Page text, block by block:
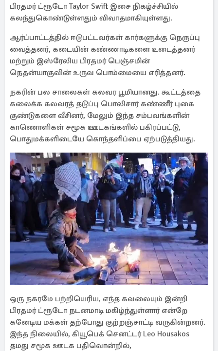
பிரதமர் ட்ரூடோ Taylor Swift இசை நிகழ்ச்சியில்
கலந்துகொண்டுள்ளதும் விவாதமாகியுள்ளது.
ஆர்ப்பாட்டத்தில் ஈடுபட்டவர்கள் கார்களுக்கு நெருப்பு
வைத்தனர், கடையின் கண்ணாடிகளை உடைத்தனர்
மற்றும் இஸ்ரேலிய பிரதமர் பெஞ்சமின்
நெதன்யாகுவின் உருவ பொம்மையை எரித்தனர்.
நகரின் பல சாலைகள் கலவர பூமியானது. கூட்டத்தை
கலைக்க கலவரத் தடுப்பு பொலிசார் கண்ணீர் புகை
குண்டுகளை வீசினர், மேலும் இந்த சம்பவங்களின்
காணொளிகள் சமூக ஊடகங்களில் பகிரப்பட்டு,
பொதுமக்களிடையே கொந்தளிப்பை ஏற்படுத்தியது.
ஒரு நகரமே பற்றியெரிய, எந்த கவலையும் இன்றி
பிரதமர் ட்ரூடோ நடனமாடி மகிழ்ந்துள்ளார் என்றே
கனேடிய மக்கள் தற்போது குற்றஞ்சாட்டி வருகின்றனர்.
இந்த நிலையில், கியூபெக் செனட்டர் Leo Housakos
தமது சமூக ஊடக பதிவொன்றில்,